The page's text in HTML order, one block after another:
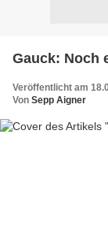
Gauck: Noch
Veröffentlicht am
Von Sepp Aigner